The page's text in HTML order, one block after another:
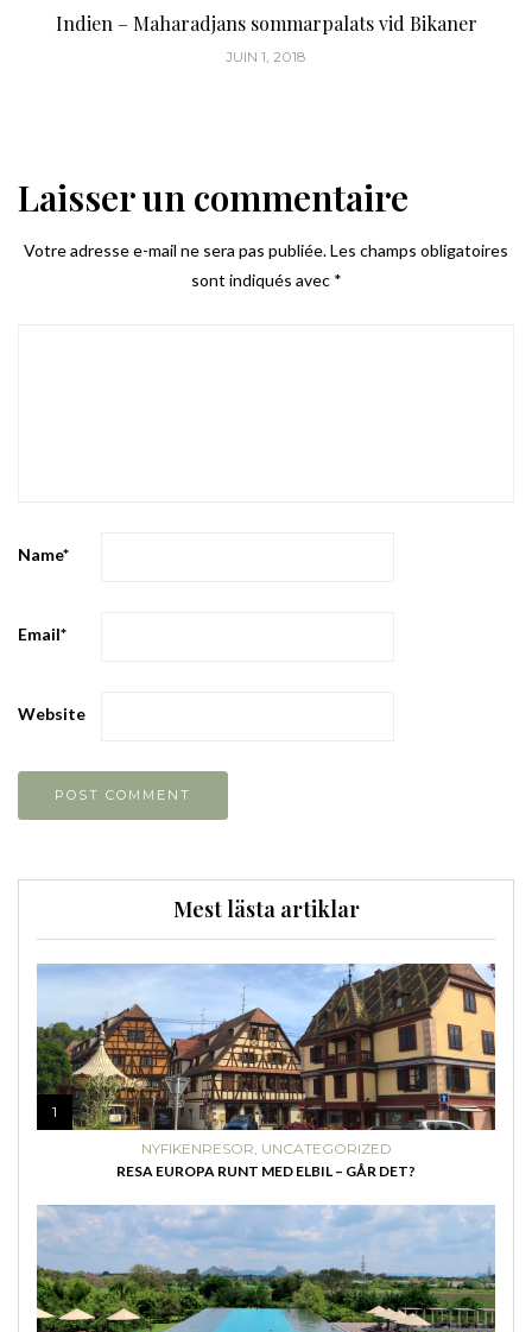
Indien – Maharadjans sommarpalats vid Bikaner
JUIN 1, 2018
Laisser un commentaire
Votre adresse e-mail ne sera pas publiée.Les champs obligatoires
sont indiqués avec *
Name*
Email*
Website
Mest lästa artiklar
1
NYFIKENRESOR UNCATEGORIZED
RESA EUROPA RUNT MED ELBIL – GÅR DET?